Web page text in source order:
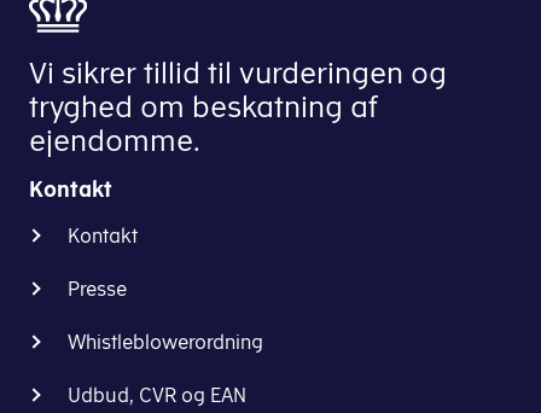
Vi sikrer tillid til vurderingen og
tryghed om beskatning af
ejendomme.
Kontakt
Kontakt
Presse
Whistleblowerordning
Udbud, CVR og EAN